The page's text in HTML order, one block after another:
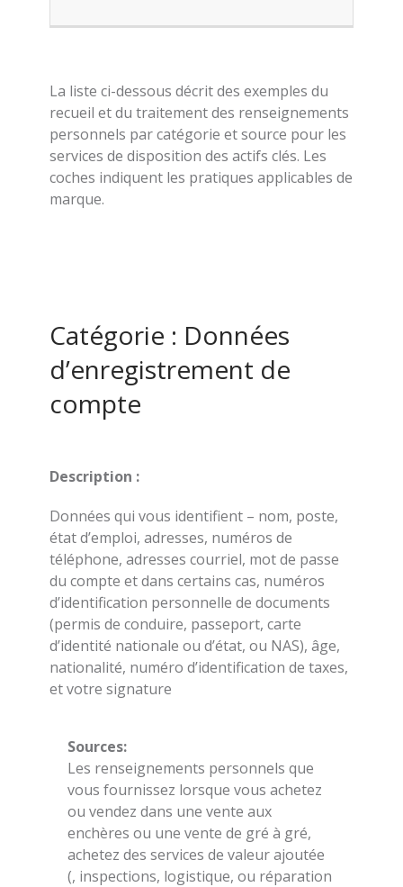
La liste ci-dessous décrit des exemples du
recueil et du traitement des renseignements
personnels par catégorie et source pour les
services de disposition des actifs clés. Les
coches indiquent les pratiques applicables de
marque.
Catégorie : Données
d’enregistrement de
compte
Description :
Données qui vous identifient – nom, poste,
état d’emploi, adresses, numéros de
téléphone, adresses courriel, mot de passe
du compte et dans certains cas, numéros
d’identification personnelle de documents
(permis de conduire, passeport, carte
d’identité nationale ou d’état, ou NAS), âge,
nationalité, numéro d’identification de taxes,
et votre signature
Sources:
Les renseignements personnels que
vous fournissez lorsque vous achetez
ou vendez dans une vente aux
enchères ou une vente de gré à gré,
achetez des services de valeur ajoutée
(, inspections, logistique, ou réparation